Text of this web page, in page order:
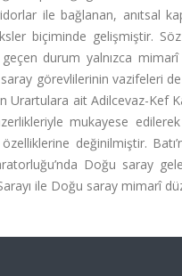
ile bağlanan, anıtsal
biçiminde gelişmiştir.
durum yalnızca
görevlilerinin vazifeleri
Urartulara ait Adilcevaz-Kef
mukayese
değinilmiştir.
Doğu saray
ile Doğu saray mimarî